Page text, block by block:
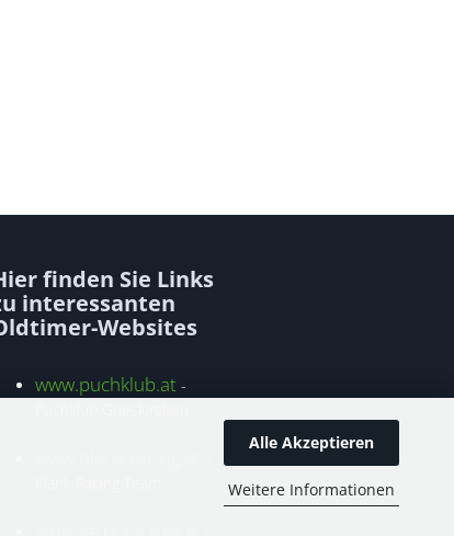
Alle Akzeptieren
Weitere Informationen
finden Sie Links
interessanten
Websites
www.puchklub.at -